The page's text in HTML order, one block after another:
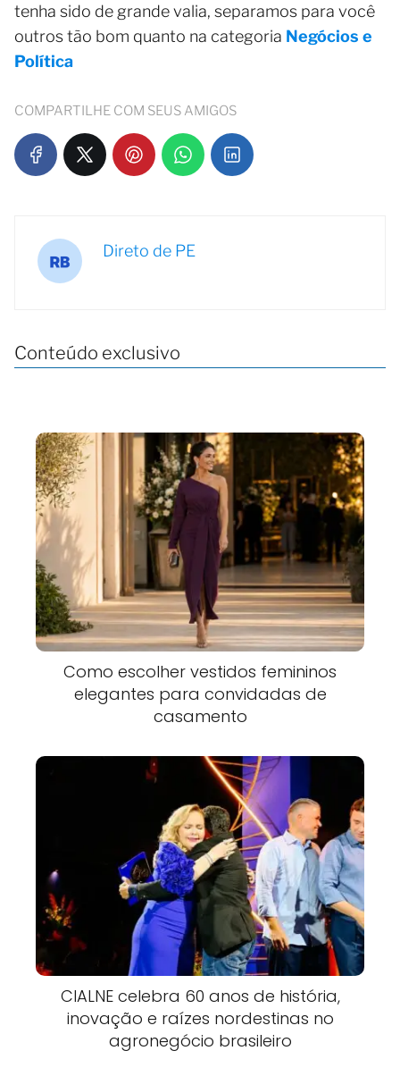
tenha sido de grande valia, separamos para você
outros tão bom quanto na categoria Negócios e
Política
COMPARTILHE COM SEUS AMIGOS
Direto de PE
Conteúdo exclusivo
Como escolher vestidos femininos
elegantes para convidadas de
casamento
CIALNE celebra 60 anos de história,
inovação e raízes nordestinas no
agronegócio brasileiro